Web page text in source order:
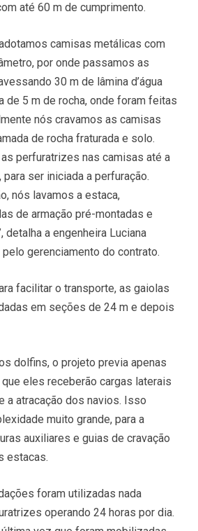
até 60 m de cumprimento.
camisas metálicas com
por onde passamos as
30 m de lâmina d’água
de 5 m de rocha, onde foram feitas
nós cravamos as camisas
de rocha fraturada e solo.
perfuratrizes nas camisas até a
para ser iniciada a perfuração.
nós lavamos a estaca,
de armação pré-montadas e
detalha a engenheira Luciana
gerenciamento do contrato.
facilitar o transporte, as gaiolas
em seções de 24 m e depois
dolfins, o projeto previa apenas
eles receberão cargas laterais
a atracação dos navios. Isso
muito grande, para a
auxiliares e guias de cravação
estacas.
foram utilizadas nada
operando 24 horas por dia.